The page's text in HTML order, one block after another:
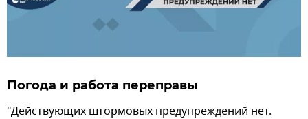
Погода и работа переправы
"Действующих штормовых предупреждений нет.